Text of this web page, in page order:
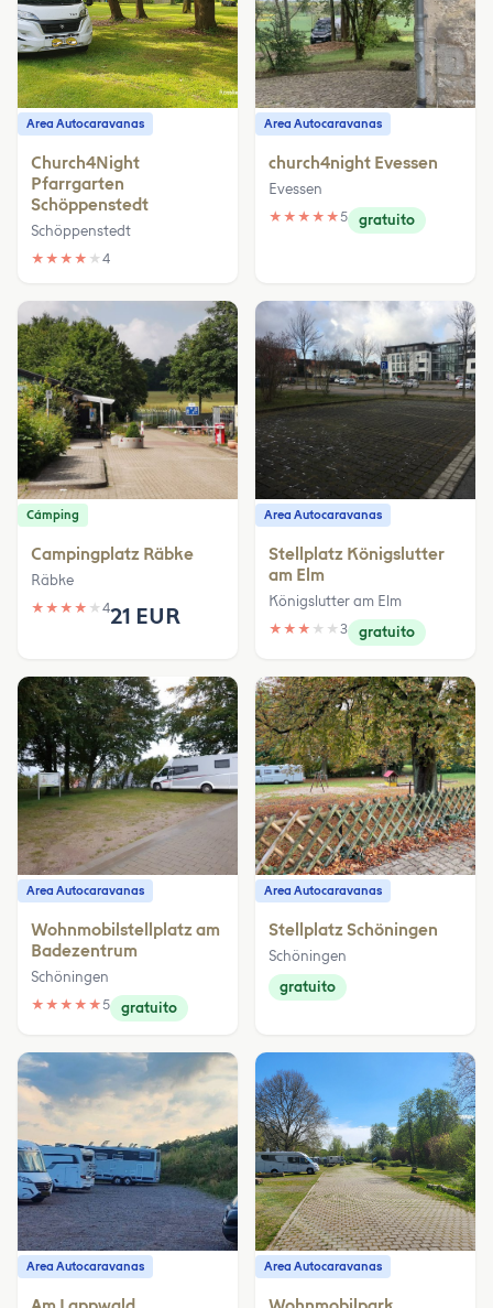
Area Autocaravanas
Church4Night
Pfarrgarten
Schöppenstedt
Schöppenstedt
★ ★ ★ ★ ★ 4
Area Autocaravanas
church4night Evessen
Evessen
★ ★ ★ ★ ★5 gratuito
Cámping
Campingplatz Räbke
Räbke
★ ★ ★ ★ ★ 421 EUR
Area Autocaravanas
Stellplatz Königslutter
am Elm
Königslutter am Elm
★ ★ ★ ★ ★ 3 gratuito
Area Autocaravanas
Wohnmobilstellplatz am
Badezentrum
Schöningen
★ ★ ★ ★ ★5 gratuito
Area Autocaravanas
Stellplatz Schöningen
Schöningen
gratuito
Area Autocaravanas Area Autocaravanas